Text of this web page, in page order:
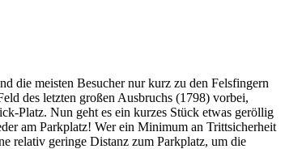
die meisten Besucher nur kurz zu den Felsfingern
des letzten großen Ausbruchs (1798) vorbei,
Platz. Nun geht es ein kurzes Stück etwas geröllig
am Parkplatz! Wer ein Minimum an Trittsicherheit
relativ geringe Distanz zum Parkplatz, um die